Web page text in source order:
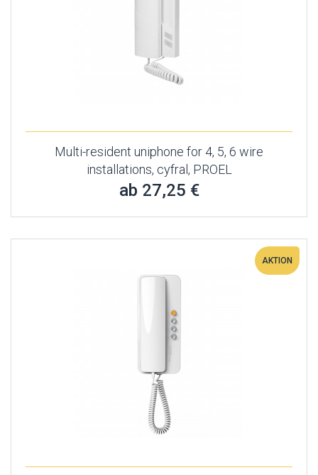
Multi-resident uniphone for 4, 5, 6 wire
installations, cyfral, PROEL
ab 27,25 €
AKTION